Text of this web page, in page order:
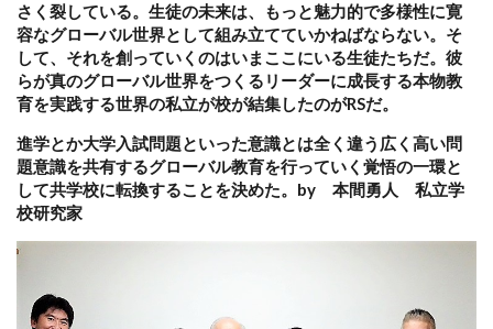
さく裂している。生徒の未来は、もっと魅力的で多様性に寛
容なグローバル世界として組み立てていかねばならない。そ
して、それを創っていくのはいまここにいる生徒たちだ。彼
らが真のグローバル世界をつくるリーダーに成長する本物教
育を実践する世界の私立が校が結集したのがRSだ。
進学とか大学入試問題といった意識とは全く違う広く高い問
題意識を共有するグローバル教育を行っていく覚悟の一環と
して共学校に転換することを決めた。by 本間勇人 私立学
校研究家